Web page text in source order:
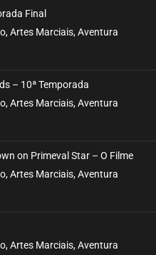
Final
Artes Marciais, Aventura
– 10ª Temporada
Artes Marciais, Aventura
on Primeval Star – O Filme
Artes Marciais, Aventura
Artes Marciais, Aventura